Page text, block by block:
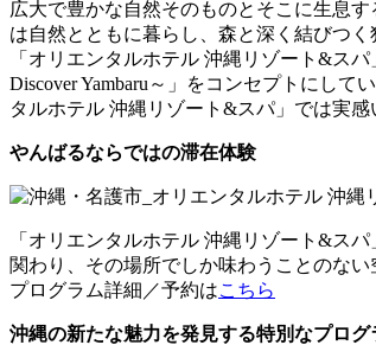
広大で豊かな自然そのものとそこに生息
は自然とともに暮らし、森と深く結びつ
「オリエンタルホテル 沖縄リゾート&ス
Discover Yambaru～」をコンセプトにし
タルホテル 沖縄リゾート&スパ」では実感
やんばるならではの滞在体験
「オリエンタルホテル 沖縄リゾート&ス
関わり、その場所でしか味わうことのない
プログラム詳細／予約はこちら
沖縄の新たな魅力を発見する特別なプログ